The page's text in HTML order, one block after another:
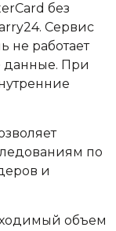
без
Сервис
не работает
данные. При
по
и
объем